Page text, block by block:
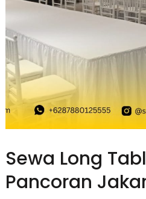
Sewa Long
Pancoran